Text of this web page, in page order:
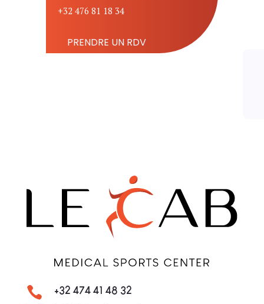
+32 476 81 18 34
PRENDRE UN RDV
 +32 474 41 48 32